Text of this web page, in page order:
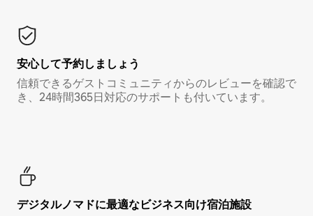
安心して予約しましょう
信頼できるゲストコミュニティからのレビューを確認で
き、24時間365日対応のサポートも付いています。
デジタルノマド⁠に最⁠適⁠なビ⁠ジ⁠ネ⁠ス⁠向⁠け宿⁠泊⁠施⁠設